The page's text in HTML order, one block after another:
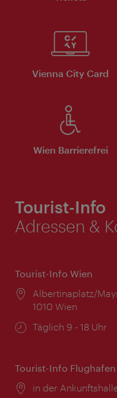
Vienna City Card
Wien Barrierefrei
Tourist-Info
Adressen &
Tourist-Info Wien
Ort:
Albertinaplatz/
1010 Wien
Öffnungszeiten:
Täglich 9 - 18 Uhr
Tourist-Info Flughafen
Ort:
in der